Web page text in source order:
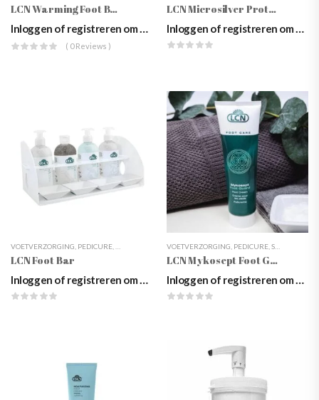
LCN Warming Foot Balm, 100ml
Inloggen of registreren om prijzen te zien
( 0 Reviews )
LCN Microsilver Protecting Cream, 300ml
Inloggen of registreren om prijzen te zien
VOETVERZORGING PEDICURE REINIGING & PEELING VOETEN,VOETCRÈMES
LCN Foot Bar
Inloggen of registreren om prijzen te zien
VOETVERZORGING PEDICURE SPECIALE PRODUCTEN
LCN Mykosept Foot Guard, 100ml
Inloggen of registreren om prijzen te zien